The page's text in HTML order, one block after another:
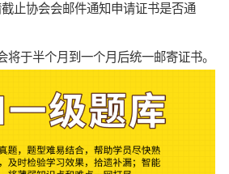
止协会会邮件通知申请证书是否通
将于半个月到一个月后统一邮寄证书。